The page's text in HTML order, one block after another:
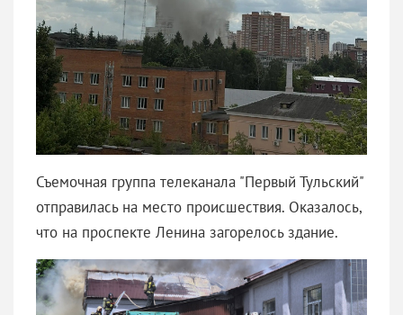
Съемочная группа телеканала "Первый Тульский"
отправилась на место происшествия. Оказалось,
что на проспекте Ленина загорелось здание.